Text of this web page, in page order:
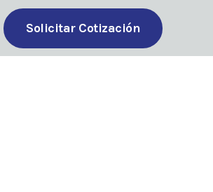
Solicitar Cotización